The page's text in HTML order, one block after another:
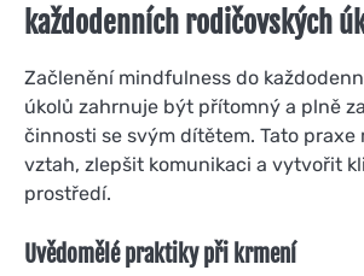
každodenních rodičovských
Začlenění mindfulness do
úkolů zahrnuje být přítomný a plně
činnosti se svým dítětem. Tato praxe
vztah, zlepšit komunikaci a vytvořit
prostředí.
Uvědomělé praktiky při krmení